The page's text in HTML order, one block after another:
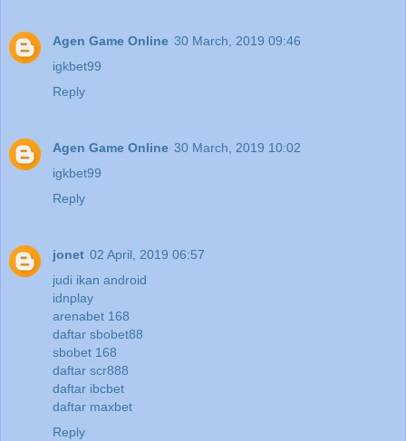
Agen Game Online 30 March, 2019 09:46
igkbet99
Reply
Agen Game Online 30 March, 2019 10:02
igkbet99
Reply
jonet 02 April, 2019 06:57
judi ikan android
idnplay
arenabet 168
daftar sbobet88
sbobet 168
daftar scr888
daftar ibcbet
daftar maxbet
Reply